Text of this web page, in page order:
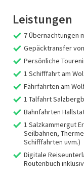
Leistungen
7 Übernachtungen
Gepäcktransfer
Persönliche
1 Schifffahrt am
Fährfahrten am
1 Talfahrt
Bahnfahrten
1 Salzkammergut
Seilbahnen,
Schifffahrten uvm.)
Digitale
Routenbuch